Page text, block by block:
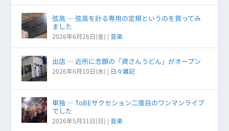
弦高 ― 弦高を計る専用の定規というのを買ってみ
ました
2026年6月26日(金) |音楽
出店 ― 近所に念願の「資さんうどん」がオープン
2026年6月10日(水) | 日々雑記
単独 ― ToBEサクセション二度目のワンマンライブ
でした
2026年5月31日(日) |音楽